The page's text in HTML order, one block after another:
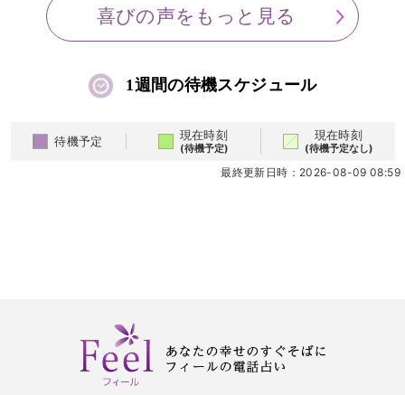
喜びの声をもっと見る
1週間の待機スケジュール
待機予定 現在時刻
(待機予定)
現在時刻
(待機予定なし)
最終更新日時：2026-08-09 08:59